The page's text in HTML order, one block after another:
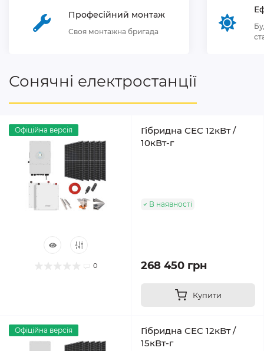
Професійний монтаж
Своя монтажна бригада
Сонячні електростанції
Офіційна версія
0
Гібридна СЕС 12кВт /
10кВт-г
В наявності
268 450 грн
Купити
Офіційна версія
Гібридна СЕС 12кВт /
15кВт-г